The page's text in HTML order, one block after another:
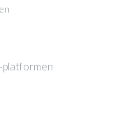
platformen